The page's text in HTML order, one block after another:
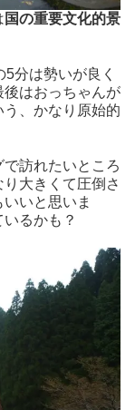
国の重要文化的景
分は勢いが良く
はおっちゃんが
、かなり原始的
訪れたいところ
大きくて圧倒さ
いと思いま
るかも？